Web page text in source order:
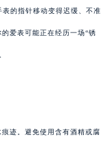
的指针移动变得迟缓、不准
爱表可能正在经历一场“锈
迹。避免使用含有酒精或腐